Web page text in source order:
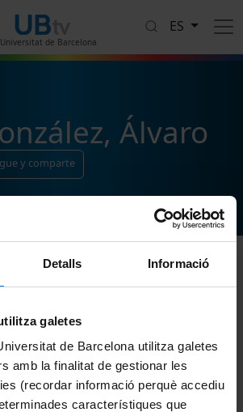
Detalls Informació
galetes
de Barcelona utilitza galetes
amb la finalitat de gestionar les
(recordar informació perquè accediu
característiques que
de Barcelona
ES
Álvaro
y comparte